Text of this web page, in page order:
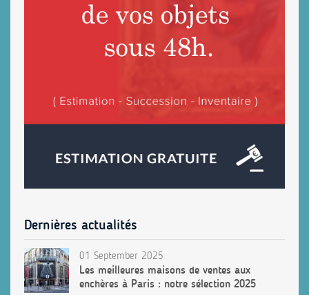
Dernières actualités
01 September 2025
Les meilleures maisons de ventes aux
enchères à Paris : notre sélection 2025